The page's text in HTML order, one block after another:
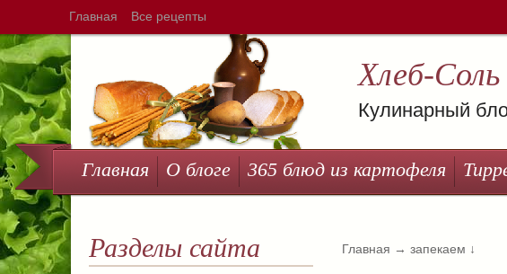
Главная Все рецепты
Хлеб-Соль
Кулинарный
Главная О блоге 365 блюд из картофеля
Главная →запекаем ↓
Разделы сайта